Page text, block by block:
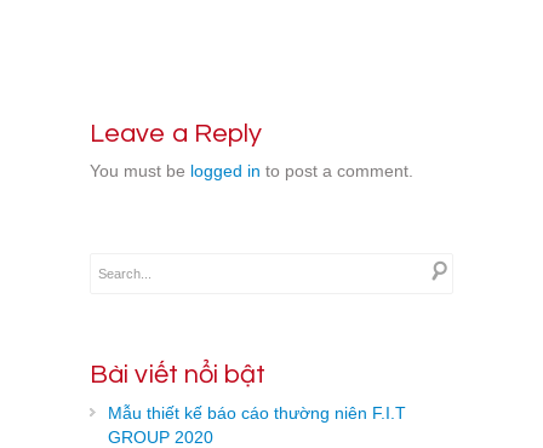
Leave a Reply
You must be logged in to post a comment.
Bài viết nổi bật
Mẫu thiết kế báo cáo thường niên F.I.T
GROUP 2020